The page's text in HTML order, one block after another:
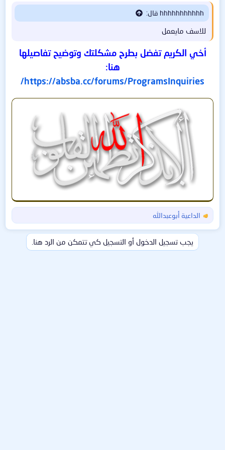
hhhhhhhhhhh قال:
للاسف مايعمل
أخي الكريم تفضل بطرح مشكلتك وتوضيح تفاصيلها
هنا:
https://absba.cc/forums/ProgramsInquiries/
ل
الداعية أبوعبدالله
يجب تسجيل الدخول أو التسجيل كي تتمكن من الرد هنا.